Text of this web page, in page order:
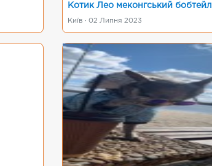
Котик Лео меконгський бобтейл
Київ · 02 Липня 2023